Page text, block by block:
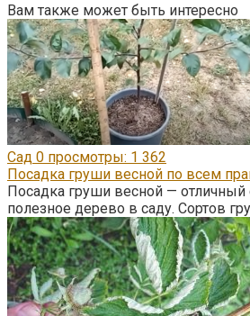
Вам также может быть интересно
Сад 0 просмотры: 1 362
Посадка груши весной по всем
Посадка груши весной — отличный
полезное дерево в саду. Сортов